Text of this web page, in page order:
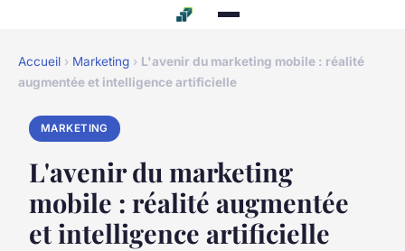
Accueil › Marketing › L'avenir du marketing mobile : réalité
augmentée et intelligence artificielle
MARKETING
L'avenir du marketing
mobile : réalité augmentée
et intelligence artificielle